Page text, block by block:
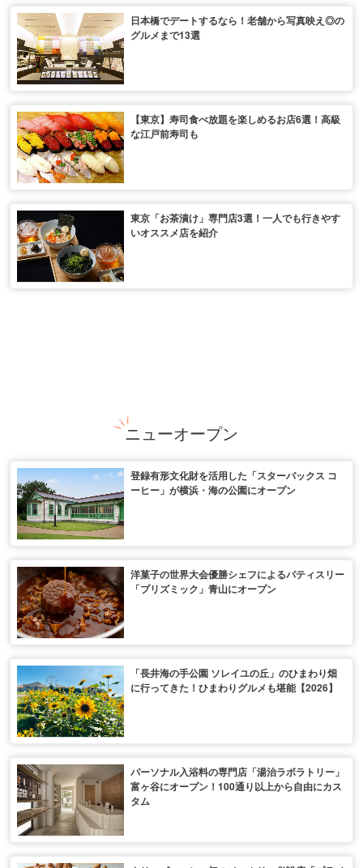
日本橋でデートするなら！老舗から写真映え◎の
グルメまで13選
【東京】寿司食べ放題を楽しめるお店6選！高級
な江戸前寿司も
東京「お茶漬け」専門店3選！一人でも行きやす
いオススメ店を紹介
ニューオープン
登録有形文化財を活用した「スターバックス コ
ーヒー」が横浜・海の公園にオープン
洋菓子の世界大会優勝シェフによるパティスリー
「プリズミック」青山にオープン
「長井海の手公園 ソレイユの丘」のひまわり畑
に行ってきた！ひまわりグルメも堪能【2026】
パーソナル入浴料の専門店「湯治ラボラトリー」
富ヶ谷にオープン！100通り以上から自由にカス
タム